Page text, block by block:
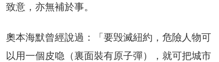
致意，亦無補於事。
奧本海默曾經說過：「要毁滅紐約，危險人物可
以用一個皮喼（裏面裝有原子彈），就可把城市